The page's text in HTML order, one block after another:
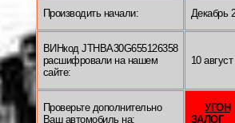
Производить начали: Декабрь
ВИНкод JTHBA30G655126358
расшифровали на нашем
сайте:
10
Проверьте дополнительно
Ваш автомобиль на:
УГОН
ЗАЛОГ